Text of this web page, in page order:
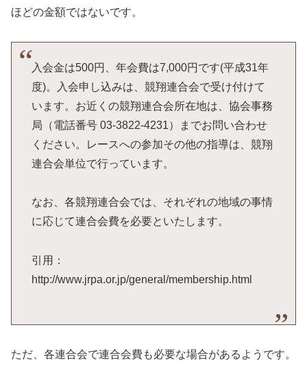
ほどの金額ではないです。
入会金は500円、年会費は7,000円です(平成31年
度)。入会申し込みは、競翔連合会で受け付けて
います。お近くの競翔連合会所在地は、協会事務
局（電話番号 03-3822-4231）までお問い合わせ
ください。レースへの参加その他の指導は、競翔
連合会単位で行っています。
なお、各競翔連合会では、それぞれの地域の事情
に応じて連合会費を必要といたします。
引用：
http://www.jrpa.or.jp/general/membership.html
ただ、各連合会で連合会費も必要な場合があるようです。